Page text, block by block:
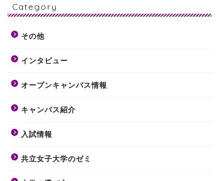
Category
その他
インタビュー
オープンキャンパス情報
キャンパス紹介
入試情報
共立女子大学のゼミ